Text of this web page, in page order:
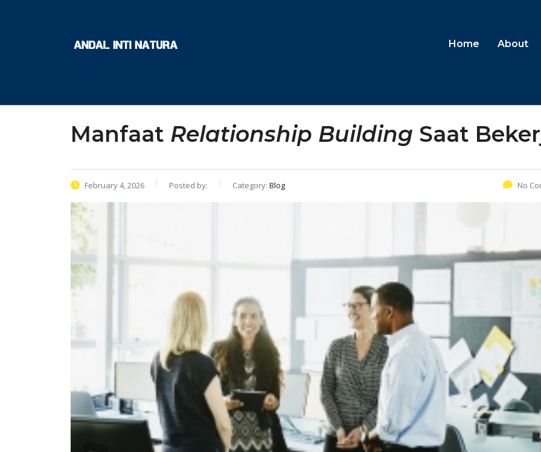
Home About
Manfaat Relationship Building Saat
February 4, 2026 Posted by: Category: Blog No